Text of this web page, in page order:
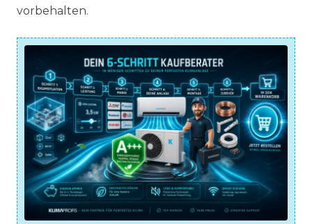
vorbehalten.